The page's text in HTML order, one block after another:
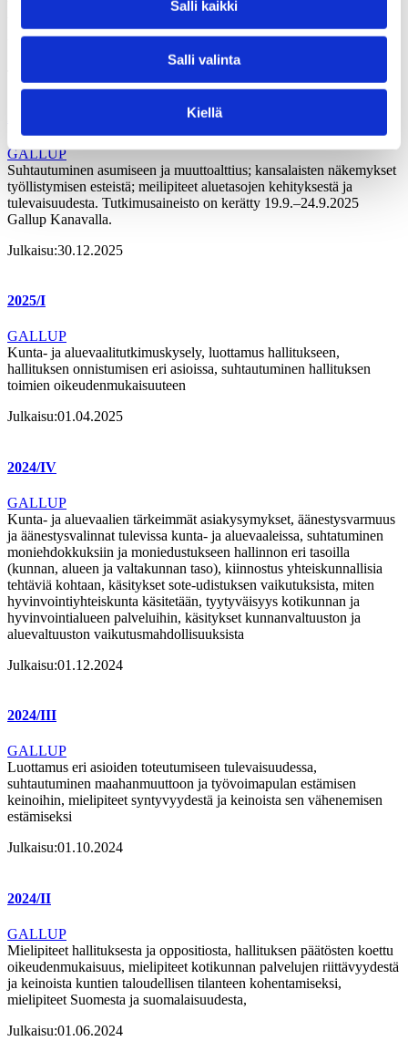
Salli kaikki
Salli valinta
Kiellä
työllisyyttä ja kilpailukykyä koskevissa asioissa, tyytyväisyys eri
3.12.2025 Gallup Kanavalla.
GALLUP
Suhtautuminen asumiseen ja muuttoalttius; kansalaisten näkemykset
työllistymisen esteistä; meilipiteet aluetasojen kehityksestä ja
tulevaisuudesta. Tutkimusaineisto on kerätty 19.9.–24.9.2025
Gallup Kanavalla.
Julkaisu:30.12.2025
2025/I
GALLUP
Kunta- ja aluevaalitutkimuskysely, luottamus hallitukseen,
hallituksen onnistumisen eri asioissa, suhtautuminen hallituksen
toimien oikeudenmukaisuuteen
Julkaisu:01.04.2025
2024/IV
GALLUP
Kunta- ja aluevaalien tärkeimmät asiakysymykset, äänestysvarmuus
ja äänestysvalinnat tulevissa kunta- ja aluevaaleissa, suhtatuminen
moniehdokkuksiin ja moniedustukseen hallinnon eri tasoilla
(kunnan, alueen ja valtakunnan taso), kiinnostus yhteiskunnallisia
tehtäviä kohtaan, käsitykset sote-udistuksen vaikutuksista, miten
hyvinvointiyhteiskunta käsitetään, tyytyväisyys kotikunnan ja
hyvinvointialueen palveluihin, käsitykset kunnanvaltuuston ja
aluevaltuuston vaikutusmahdollisuuksista
Julkaisu:01.12.2024
2024/III
GALLUP
Luottamus eri asioiden toteutumiseen tulevaisuudessa,
suhtautuminen maahanmuuttoon ja työvoimapulan estämisen
keinoihin, mielipiteet syntyvyydestä ja keinoista sen vähenemisen
estämiseksi
Julkaisu:01.10.2024
2024/II
GALLUP
Mielipiteet hallituksesta ja oppositiosta, hallituksen päätösten koettu
oikeudenmukaisuus, mielipiteet kotikunnan palvelujen riittävyydestä
ja keinoista kuntien taloudellisen tilanteen kohentamiseksi,
mielipiteet Suomesta ja suomalaisuudesta,
Julkaisu:01.06.2024